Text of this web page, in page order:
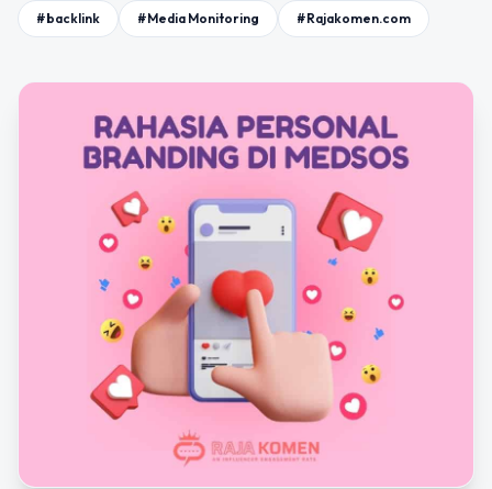
#backlink #Media Monitoring #Rajakomen.com